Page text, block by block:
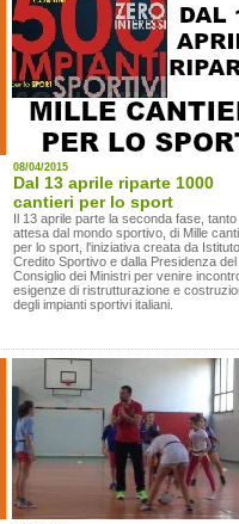
08/04/2015
Dal 13 aprile riparte 1000
cantieri per lo sport
Il 13 aprile parte la seconda fase, tanto
attesa dal mondo sportivo, di Mille
per lo sport, l'iniziativa creata da
Credito Sportivo e dalla Presidenza del
Consiglio dei Ministri per venire
esigenze di ristrutturazione e
degli impianti sportivi italiani.